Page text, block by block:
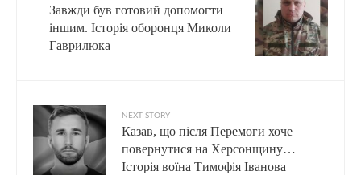
Завжди був готовий допомогти
іншим. Історія оборонця Миколи
Гаврилюка
NEXT STORY
Казав, що після Перемоги хоче
повернутися на Херсонщину…
Історія воїна Тимофія Іванова